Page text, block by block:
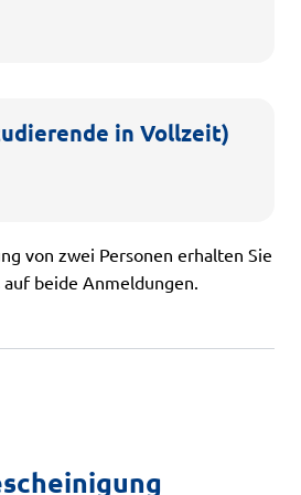
in Vollzeit)
von zwei Personen erhalten Sie
beide Anmeldungen.